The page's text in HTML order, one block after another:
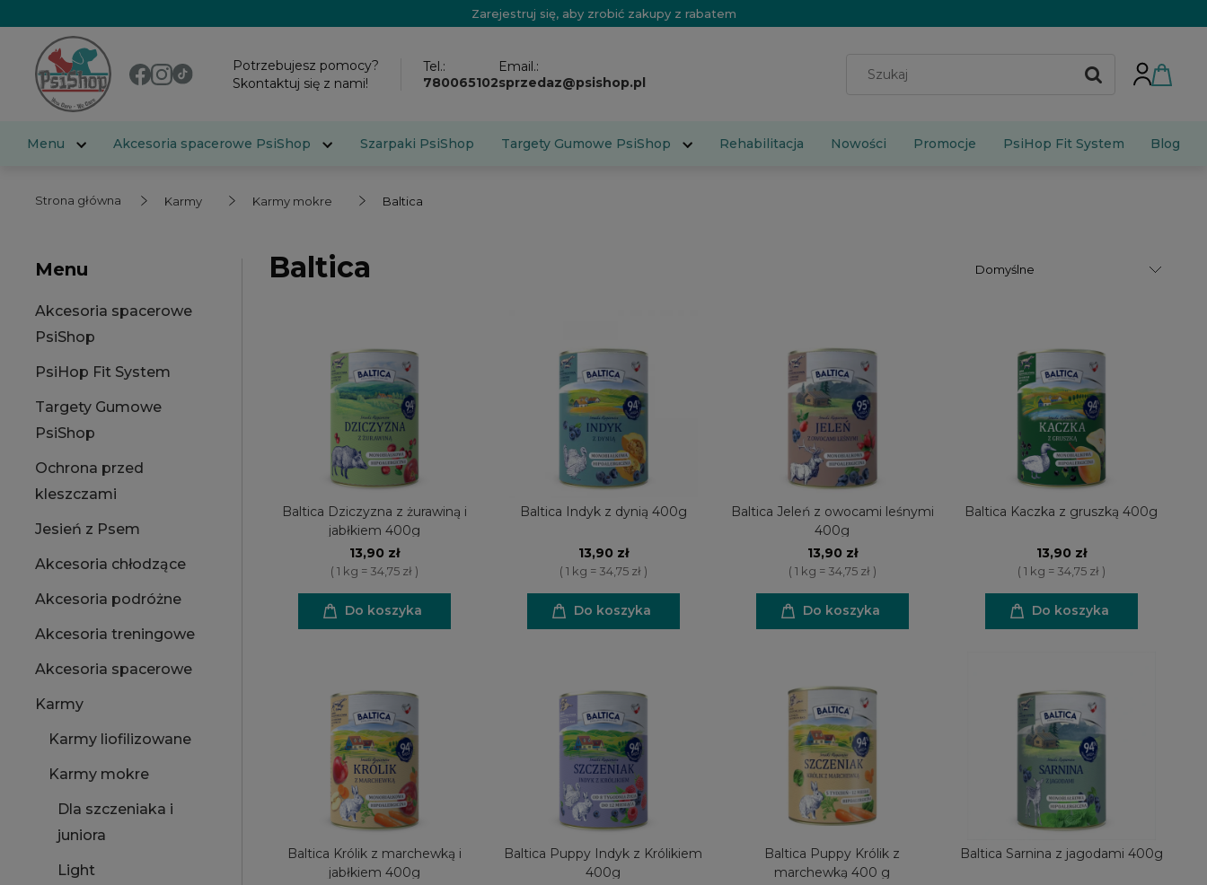
Zarejestruj się, aby zrobić zakupy z rabatem
Potrzebujesz pomocy?
Skontaktuj się z nami!
Tel.:
780065102
Email.:
sprzedaz@psishop.pl
Menu Akcesoria spacerowe PsiShop Szarpaki PsiShop Targety Gumowe PsiShop Rehabilitacja Nowości Promocje PsiHop Fit System Blog
Strona główna Karmy Karmy mokre Baltica
Menu
Akcesoria spacerowe
PsiShop
PsiHop Fit System
Targety Gumowe
PsiShop
Ochrona przed
kleszczami
Jesień z Psem
Akcesoria chłodzące
Akcesoria podróżne
Akcesoria treningowe
Akcesoria spacerowe
Karmy
Karmy liofilizowane
Karmy mokre
Dla szczeniaka i
juniora
Light
Baltica
Baltica Dziczyzna z żurawiną i
jabłkiem 400g
13,90 zł
( 1 kg = 34,75 zł )
Do koszyka
Baltica Indyk z dynią 400g
13,90 zł
( 1 kg = 34,75 zł )
Do koszyka
Baltica Jeleń z owocami leśnymi
400g
13,90 zł
( 1 kg = 34,75 zł )
Do koszyka
Baltica Kaczka z gruszką 400g
13,90 zł
( 1 kg = 34,75 zł )
Do koszyka
Baltica Królik z marchewką i
jabłkiem 400g
Baltica Puppy Indyk z Królikiem
400g
Baltica Puppy Królik z
marchewką 400 g
Baltica Sarnina z jagodami 400g